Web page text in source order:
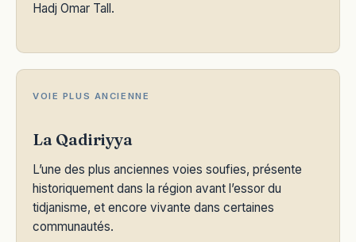
Hadj Omar Tall.
VOIE PLUS ANCIENNE
La Qadiriyya
L’une des plus anciennes voies soufies, présente
historiquement dans la région avant l’essor du
tidjanisme, et encore vivante dans certaines
communautés.